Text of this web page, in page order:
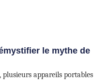
le mythe de
plusieurs appareils portables